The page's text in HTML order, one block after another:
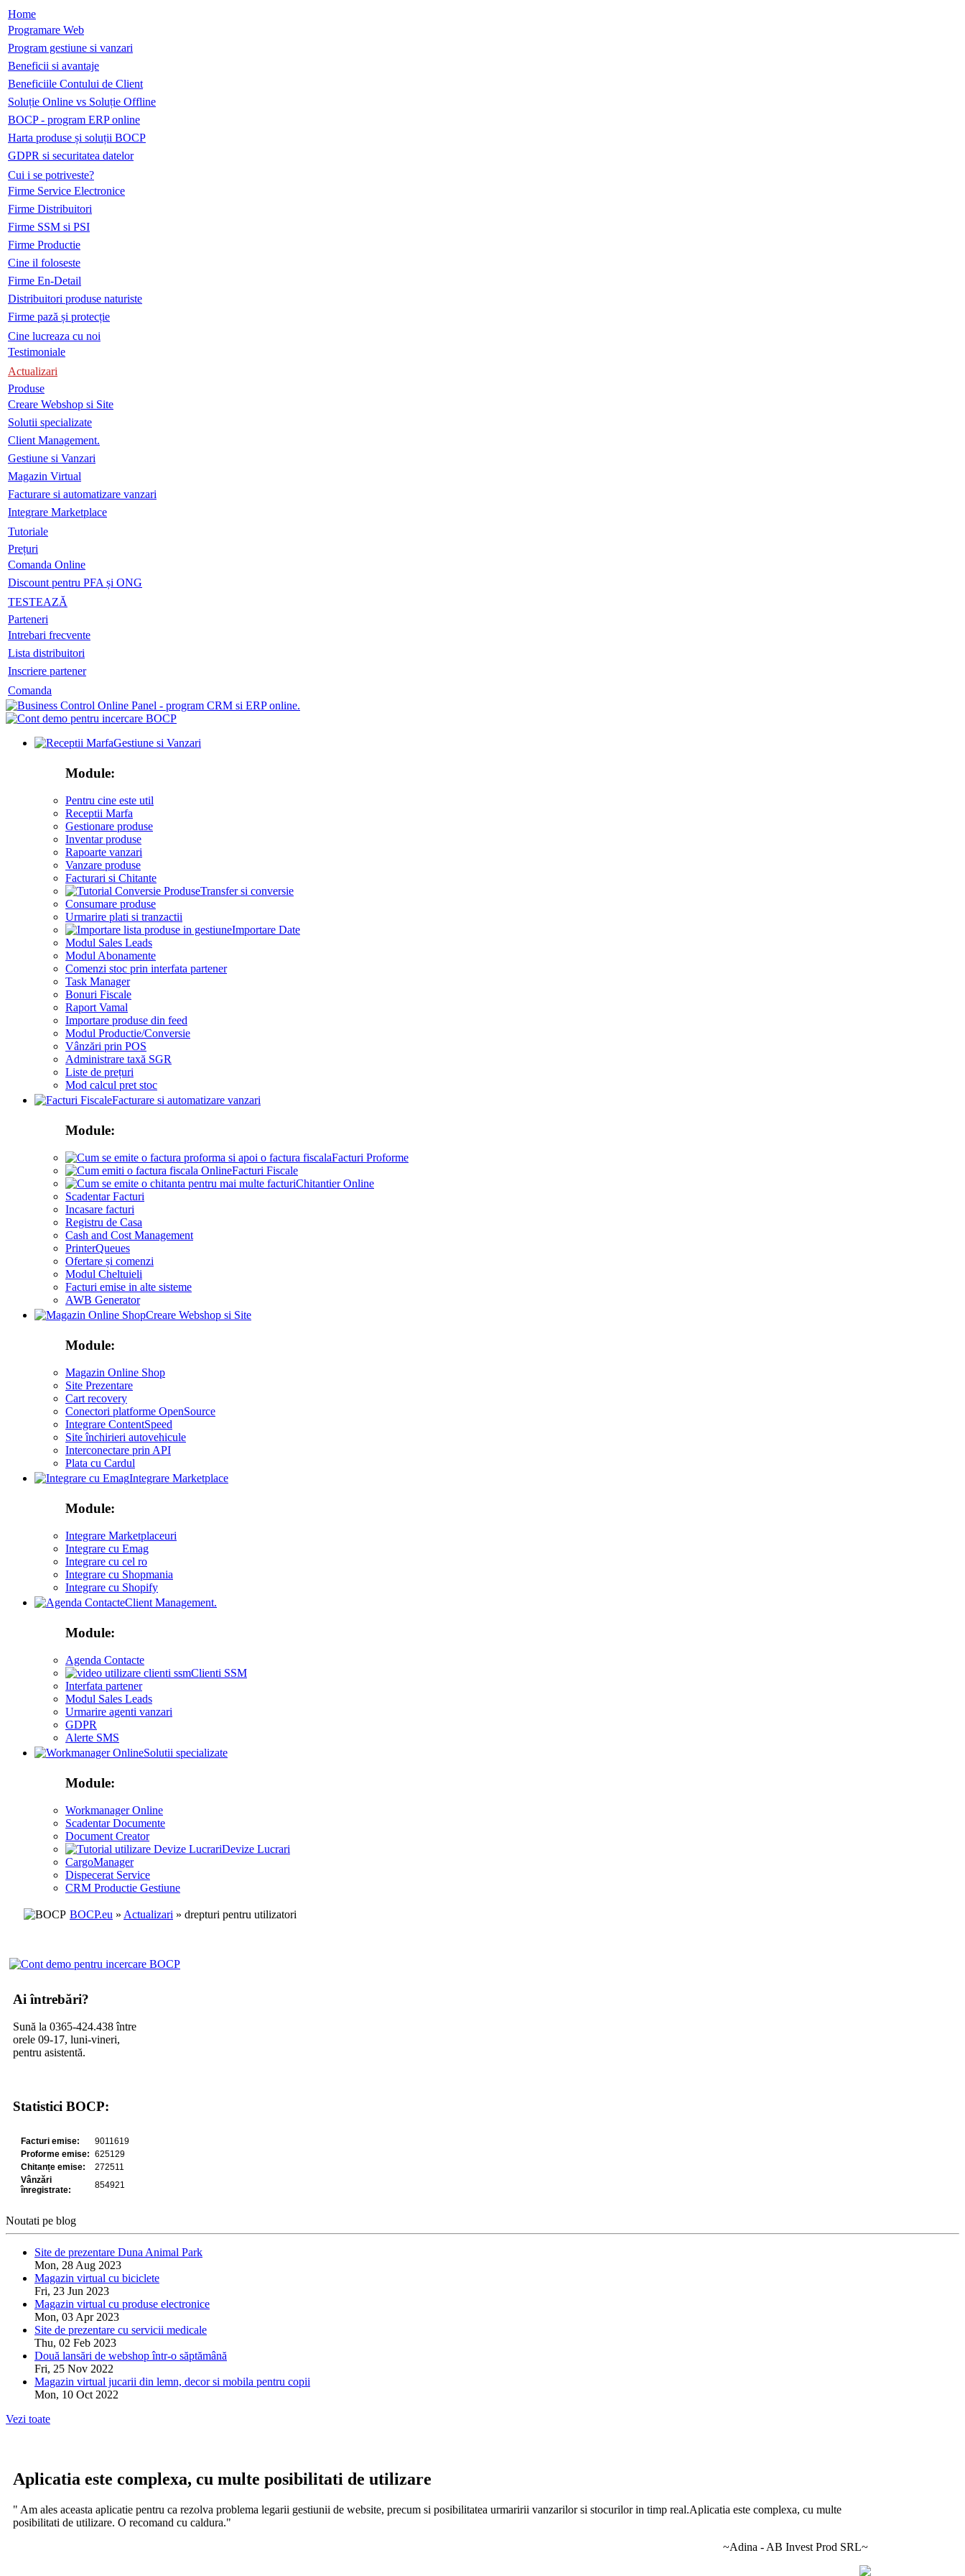
Home
Programare Web
Program gestiune si vanzari
Beneficii si avantaje
Beneficiile Contului de Client
Soluție Online vs Soluție Offline
BOCP - program ERP online
Harta produse și soluții BOCP
GDPR si securitatea datelor
Cui i se potriveste?
Firme Service Electronice
Firme Distribuitori
Firme SSM si PSI
Firme Productie
Cine il foloseste
Firme En-Detail
Distribuitori produse naturiste
Firme pază și protecție
Cine lucreaza cu noi
Testimoniale
Actualizari
Produse
Creare Webshop si Site
Solutii specializate
Client Management.
Gestiune si Vanzari
Magazin Virtual
Facturare si automatizare vanzari
Integrare Marketplace
Tutoriale
Prețuri
Comanda Online
Discount pentru PFA și ONG
TESTEAZĂ
Parteneri
Intrebari frecvente
Lista distribuitori
Inscriere partener
Comanda
Gestiune si Vanzari
Module:
Pentru cine este util
Receptii Marfa
Gestionare produse
Inventar produse
Rapoarte vanzari
Vanzare produse
Facturari si Chitante
Transfer si conversie
Consumare produse
Urmarire plati si tranzactii
Importare Date
Modul Sales Leads
Modul Abonamente
Comenzi stoc prin interfata partener
Task Manager
Bonuri Fiscale
Raport Vamal
Importare produse din feed
Modul Productie/Conversie
Vânzări prin POS
Administrare taxă SGR
Liste de prețuri
Mod calcul pret stoc
Facturare si automatizare vanzari
Module:
Facturi Proforme
Facturi Fiscale
Chitantier Online
Scadentar Facturi
Incasare facturi
Registru de Casa
Cash and Cost Management
PrinterQueues
Ofertare și comenzi
Modul Cheltuieli
Facturi emise in alte sisteme
AWB Generator
Creare Webshop si Site
Module:
Magazin Online Shop
Site Prezentare
Cart recovery
Conectori platforme OpenSource
Integrare ContentSpeed
Site închirieri autovehicule
Interconectare prin API
Plata cu Cardul
Integrare Marketplace
Module:
Integrare Marketplaceuri
Integrare cu Emag
Integrare cu cel ro
Integrare cu Shopmania
Integrare cu Shopify
Client Management.
Module:
Agenda Contacte
Clienti SSM
Interfata partener
Modul Sales Leads
Urmarire agenti vanzari
GDPR
Alerte SMS
Solutii specializate
Module:
Workmanager Online
Scadentar Documente
Document Creator
Devize Lucrari
CargoManager
Dispecerat Service
CRM Productie Gestiune
BOCP.eu » Actualizari » drepturi pentru utilizatori
Ai întrebări?
Sună la 0365-424.438 între
orele 09-17, luni-vineri,
pentru asistentă.
Statistici BOCP:
Noutati pe blog
Site de prezentare Duna Animal Park
Mon, 28 Aug 2023
Magazin virtual cu biciclete
Fri, 23 Jun 2023
Magazin virtual cu produse electronice
Mon, 03 Apr 2023
Site de prezentare cu servicii medicale
Thu, 02 Feb 2023
Două lansări de webshop într-o săptămână
Fri, 25 Nov 2022
Magazin virtual jucarii din lemn, decor si mobila pentru copii
Mon, 10 Oct 2022
Vezi toate
Aplicatia este complexa, cu multe posibilitati de utilizare
" Am ales aceasta aplicatie pentru ca rezolva problema legarii gestiunii de website, precum si posibilitatea urmaririi vanzarilor si stocurilor in timp real.Aplicatia este complexa, cu multe
posibilitati de utilizare. O recomand cu caldura."
~Adina - AB Invest Prod SRL~